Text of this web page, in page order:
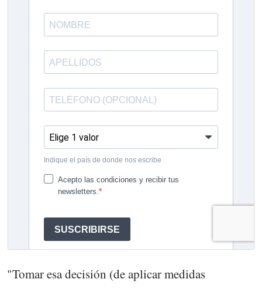
"Tomar esa decisión (de aplicar medidas